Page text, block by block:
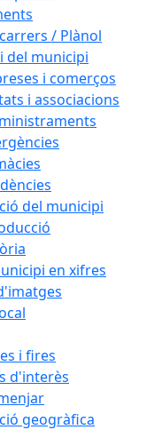
/ Plànol
del municipi
i comerços
i associacions
del municipi
en xifres
i fires
d'interès
geogràfica